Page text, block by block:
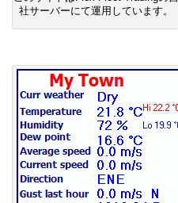
社サーバーにて運用しています。